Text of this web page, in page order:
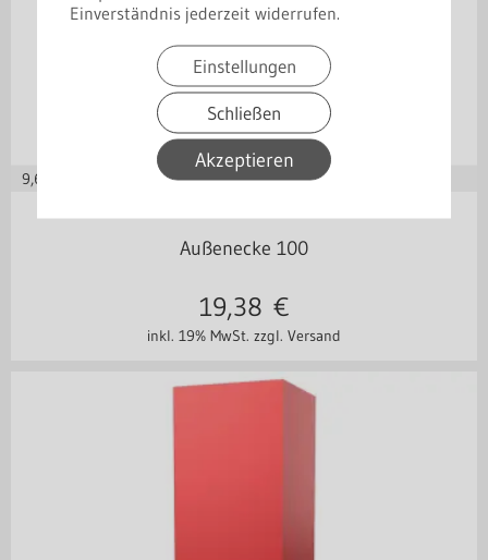
Einverständnis jederzeit widerrufen.
Einstellungen
Schließen
Akzeptieren
9,69
Außenecke 100
inkl. 19% MwSt. zzgl. Versand
19,38 €